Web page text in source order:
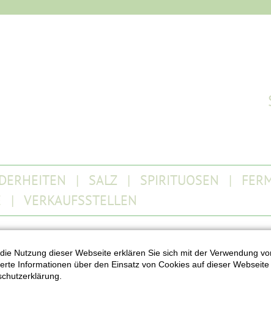
SALZ SPIRITUOSEN
VERKAUFSSTELLEN
Nutzung dieser Webseite erklären Sie sich mit der Verwendung
Informationen über den Einsatz von Cookies auf dieser